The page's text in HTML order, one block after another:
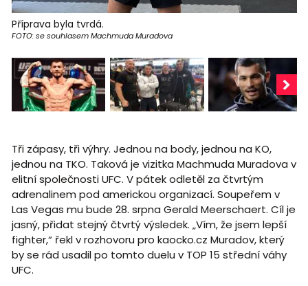
Příprava byla tvrdá.
FOTO: se souhlasem Machmuda Muradova
Tři zápasy, tři výhry. Jednou na body, jednou na KO,
jednou na TKO. Taková je vizitka Machmuda Muradova v
elitní společnosti UFC. V pátek odletěl za čtvrtým
adrenalinem pod americkou organizací. Soupeřem v
Las Vegas mu bude 28. srpna Gerald Meerschaert. Cíl je
jasný, přidat stejný čtvrtý výsledek. „Vím, že jsem lepší
fighter,“ řekl v rozhovoru pro kaocko.cz Muradov, který
by se rád usadil po tomto duelu v TOP 15 střední váhy
UFC.